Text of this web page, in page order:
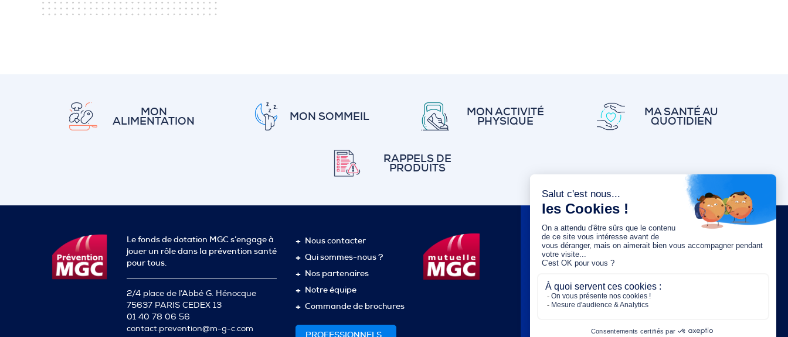
MON
ALIMENTATION MON SOMMEIL MON ACTIVITÉ
PHYSIQUE
MA SANTÉ AU
QUOTIDIEN
RAPPELS DE
PRODUITS
Le fonds de dotation MGC s’engage à
jouer un rôle dans la prévention santé
pour tous.
2/4 place de l’Abbé G. Hénocque
75637 PARIS CEDEX 13
01 40 78 06 56
contact.prevention@m-g-c.com
Nous contacter
Qui sommes-nous ?
Nos partenaires
Notre équipe
Commande de brochures
PROFESSIONNELS
NEWSLETTER
Saisissez votre adresse e-mail :
Rejoignez-nous :